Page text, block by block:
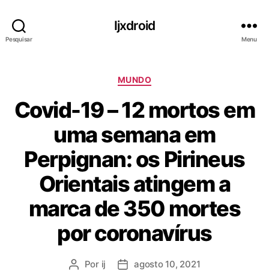
Pesquisar
Ijxdroid
Menu
C
t
e
g
o
r
a
s
MUNDO
Covid-19 – 12 mortos em
uma semana em
Perpignan: os Pirineus
Orientais atingem a
marca de 350 mortes
por coronavírus
A Por ij
D agosto 10, 2021